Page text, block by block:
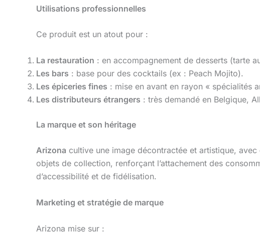
Utilisations professionnelles
Ce produit est un atout pour :
La restauration : en accompagnement de desserts (tarte
Les bars : base pour des cocktails (ex : Peach Mojito).
Les épiceries fines : mise en avant en rayon « spécialités
Les distributeurs étrangers : très demandé en Belgique,
La marque et son héritage
Arizona cultive une image décontractée et artistique,
objets de collection, renforçant l’attachement des
d’accessibilité et de fidélisation.
Marketing et stratégie de marque
Arizona mise sur :